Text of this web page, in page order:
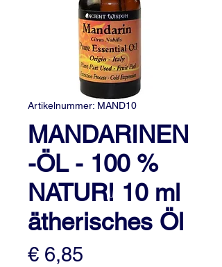
Artikelnummer: MAND10
MANDARINEN
-ÖL - 100 %
NATUR! 10 ml
ätherisches Öl
€ 6,85